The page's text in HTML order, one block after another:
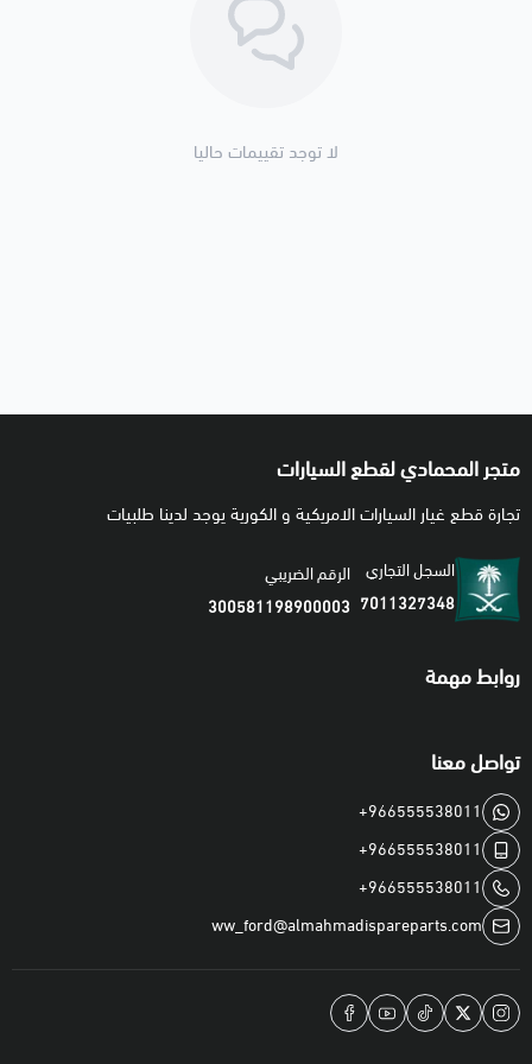
لا توجد تقييمات حاليا
متجر المحمادي لقطع السيارات
تجارة قطع غيار السيارات الامريكية و الكورية يوجد لدينا طلبيات
السجل التجاري
7011327348
الرقم الضريبي
300581198900003
روابط مهمة
تواصل معنا
+966555538011
+966555538011
+966555538011
ww_ford@almahmadispareparts.com